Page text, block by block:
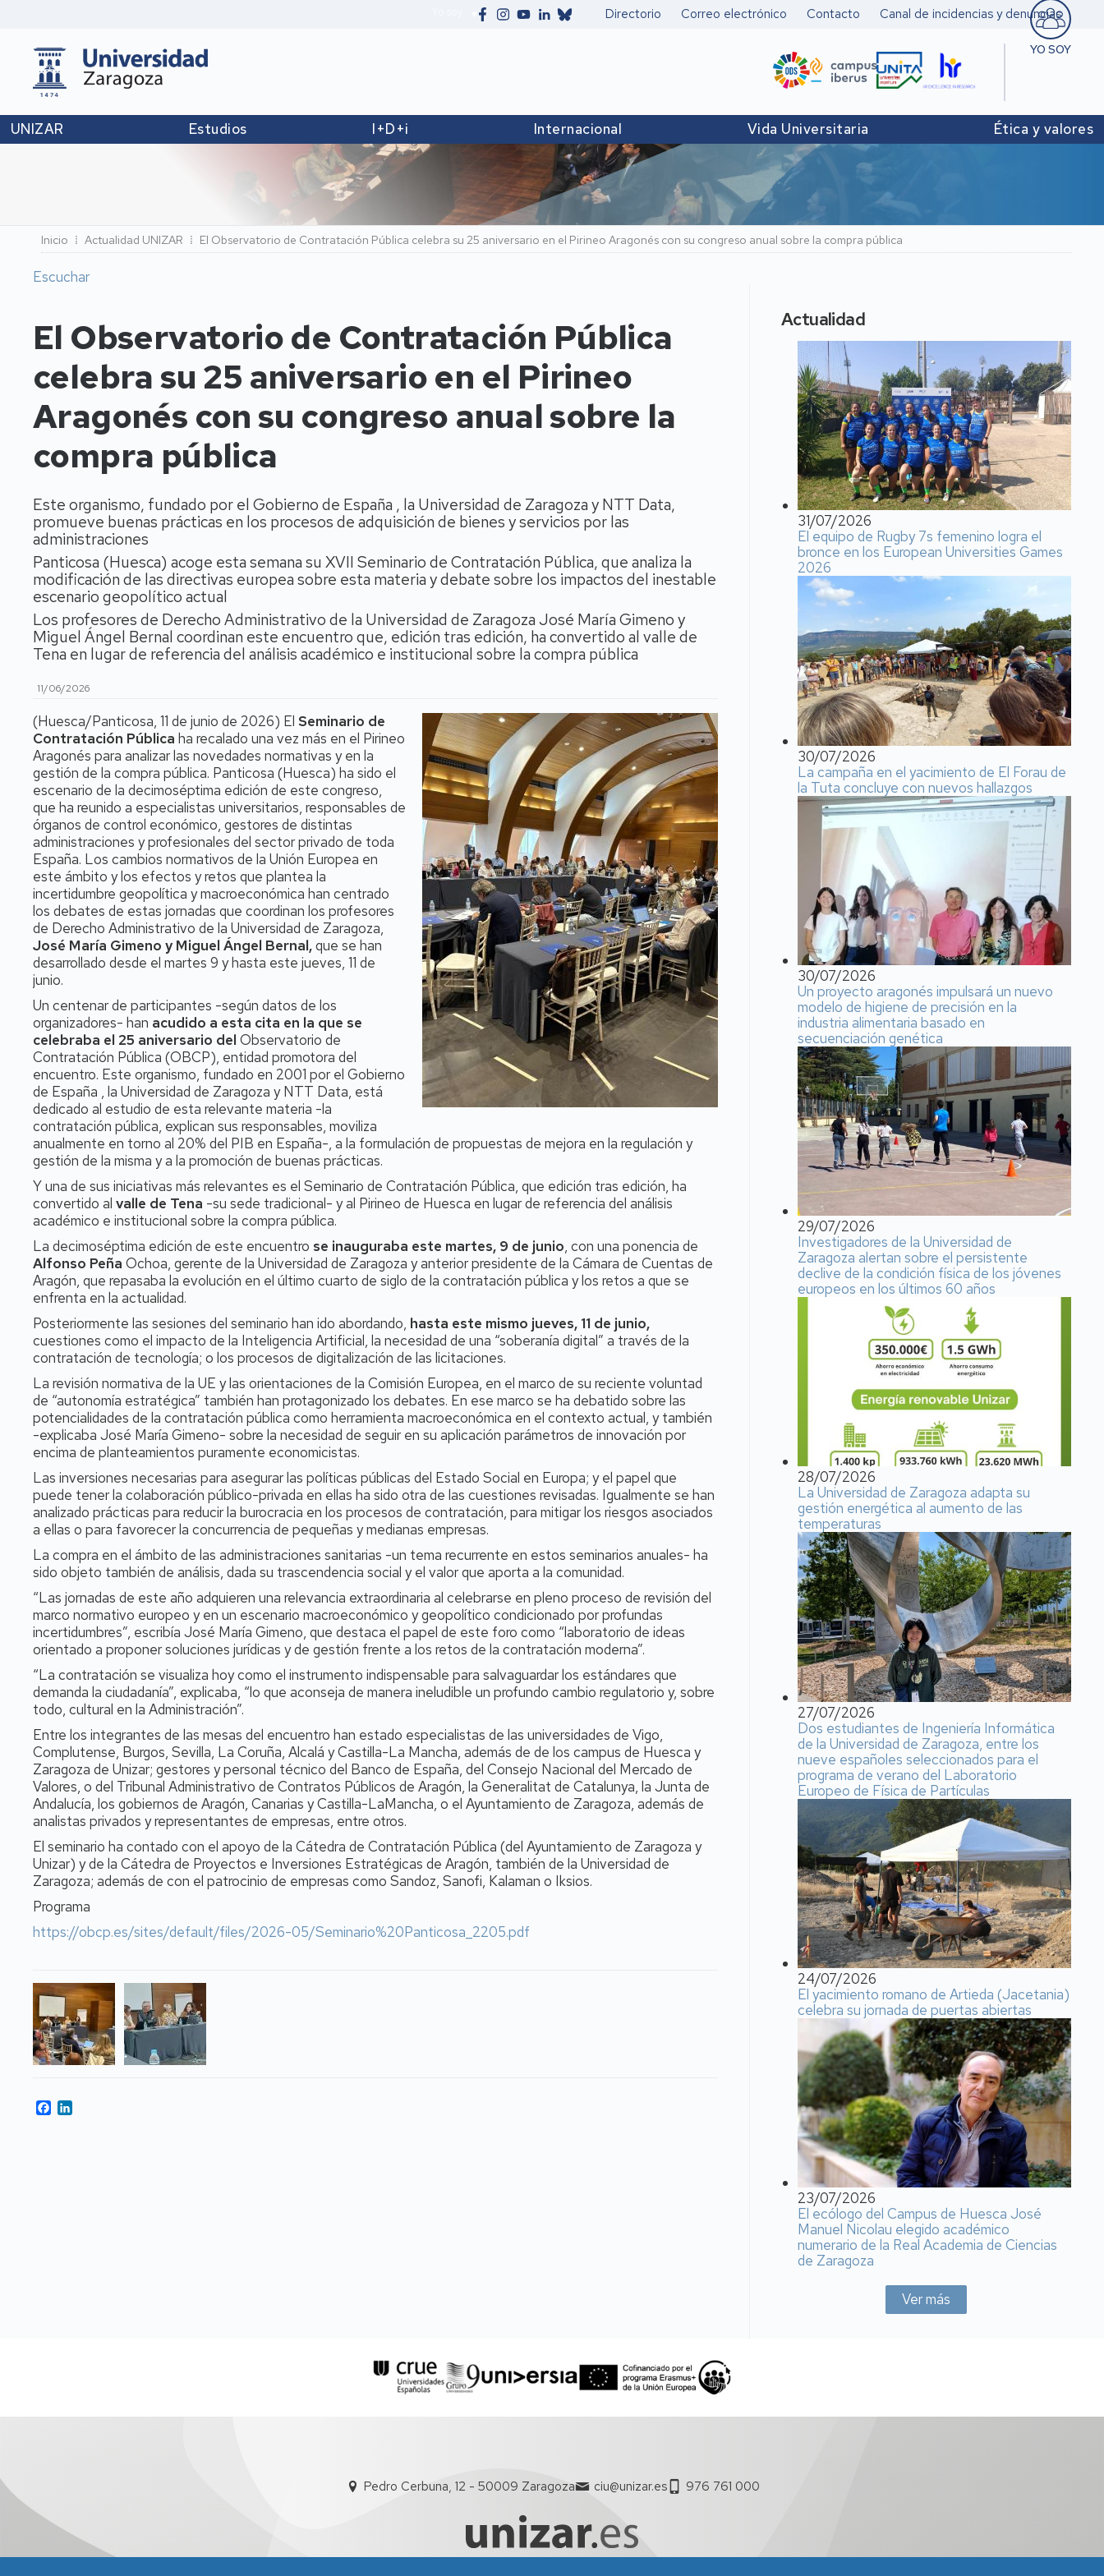
Secundario
Directorio Correo electrónico Contacto Canal de incidencias y denuncias
YO SOY
Pers.
UNIZAR Estudios I+D+i Internacional Vida Universitaria Ética y valores
Ruta
de
navegación
Inicio Actualidad UNIZAR El Observatorio de Contratación Pública celebra su 25 aniversario en el Pirineo Aragonés con su congreso anual sobre la compra pública
Escuchar
El Observatorio de Contratación Pública
celebra su 25 aniversario en el Pirineo
Aragonés con su congreso anual sobre la
compra pública
Este organismo, fundado por el Gobierno de España , la Universidad de Zaragoza y NTT Data,
promueve buenas prácticas en los procesos de adquisición de bienes y servicios por las
administraciones
Panticosa (Huesca) acoge esta semana su XVII Seminario de Contratación Pública, que analiza la
modificación de las directivas europea sobre esta materia y debate sobre los impactos del inestable
escenario geopolítico actual
Los profesores de Derecho Administrativo de la Universidad de Zaragoza José María Gimeno y
Miguel Ángel Bernal coordinan este encuentro que, edición tras edición, ha convertido al valle de
Tena en lugar de referencia del análisis académico e institucional sobre la compra pública
11/06/2026
(Huesca/Panticosa, 11 de junio de 2026) El Seminario de
Contratación Pública ha recalado una vez más en el Pirineo
Aragonés para analizar las novedades normativas y en la
gestión de la compra pública. Panticosa (Huesca) ha sido el
escenario de la decimoséptima edición de este congreso,
que ha reunido a especialistas universitarios, responsables de
órganos de control económico, gestores de distintas
administraciones y profesionales del sector privado de toda
España. Los cambios normativos de la Unión Europea en
este ámbito y los efectos y retos que plantea la
incertidumbre geopolítica y macroeconómica han centrado
los debates de estas jornadas que coordinan los profesores
de Derecho Administrativo de la Universidad de Zaragoza,
José María Gimeno y Miguel Ángel Bernal,que se han
desarrollado desde el martes 9 y hasta este jueves, 11 de
junio.
Un centenar de participantes -según datos de los
organizadores- han acudido a esta cita en la que se
celebraba el 25 aniversario del Observatorio de
Contratación Pública (OBCP), entidad promotora del
encuentro. Este organismo, fundado en 2001 por el Gobierno
de España , la Universidad de Zaragoza y NTT Data, está
dedicado al estudio de esta relevante materia -la
contratación pública, explican sus responsables, moviliza
anualmente en torno al 20% del PIB en España-, a la formulación de propuestas de mejora en la regulación y
gestión de la misma y a la promoción de buenas prácticas.
Y una de sus iniciativas más relevantes es el Seminario de Contratación Pública, que edición tras edición, ha
convertido al valle de Tena -su sede tradicional- y al Pirineo de Huesca en lugar de referencia del análisis
académico e institucional sobre la compra pública.
La decimoséptima edición de este encuentro se inauguraba este martes, 9 de junio, con una ponencia de
Alfonso Peña Ochoa, gerente de la Universidad de Zaragoza y anterior presidente de la Cámara de Cuentas de
Aragón, que repasaba la evolución en el último cuarto de siglo de la contratación pública y los retos a que se
enfrenta en la actualidad.
Posteriormente las sesiones del seminario han ido abordando, hasta este mismo jueves, 11 de junio,
cuestiones como el impacto de la Inteligencia Artificial, la necesidad de una “soberanía digital” a través de la
contratación de tecnología; o los procesos de digitalización de las licitaciones.
La revisión normativa de la UE y las orientaciones de la Comisión Europea, en el marco de su reciente voluntad
de “autonomía estratégica” también han protagonizado los debates. En ese marco se ha debatido sobre las
potencialidades de la contratación pública como herramienta macroeconómica en el contexto actual, y también
-explicaba José María Gimeno- sobre la necesidad de seguir en su aplicación parámetros de innovación por
encima de planteamientos puramente economicistas.
Las inversiones necesarias para asegurar las políticas públicas del Estado Social en Europa; y el papel que
puede tener la colaboración público-privada en ellas ha sido otra de las cuestiones revisadas. Igualmente se han
analizado prácticas para reducir la burocracia en los procesos de contratación, para mitigar los riesgos asociados
a ellas o para favorecer la concurrencia de pequeñas y medianas empresas.
La compra en el ámbito de las administraciones sanitarias -un tema recurrente en estos seminarios anuales- ha
sido objeto también de análisis, dada su trascendencia social y el valor que aporta a la comunidad.
“Las jornadas de este año adquieren una relevancia extraordinaria al celebrarse en pleno proceso de revisión del
marco normativo europeo y en un escenario macroeconómico y geopolítico condicionado por profundas
incertidumbres”, escribía José María Gimeno, que destaca el papel de este foro como “laboratorio de ideas
orientado a proponer soluciones jurídicas y de gestión frente a los retos de la contratación moderna”.
“La contratación se visualiza hoy como el instrumento indispensable para salvaguardar los estándares que
demanda la ciudadanía”, explicaba, “lo que aconseja de manera ineludible un profundo cambio regulatorio y, sobre
todo, cultural en la Administración”.
Entre los integrantes de las mesas del encuentro han estado especialistas de las universidades de Vigo,
Complutense, Burgos, Sevilla, La Coruña, Alcalá y Castilla-La Mancha, además de de los campus de Huesca y
Zaragoza de Unizar; gestores y personal técnico del Banco de España, del Consejo Nacional del Mercado de
Valores, o del Tribunal Administrativo de Contratos Públicos de Aragón, la Generalitat de Catalunya, la Junta de
Andalucía, los gobiernos de Aragón, Canarias y Castilla-LaMancha, o el Ayuntamiento de Zaragoza, además de
analistas privados y representantes de empresas, entre otros.
El seminario ha contado con el apoyo de la Cátedra de Contratación Pública (del Ayuntamiento de Zaragoza y
Unizar) y de la Cátedra de Proyectos e Inversiones Estratégicas de Aragón, también de la Universidad de
Zaragoza; además de con el patrocinio de empresas como Sandoz, Sanofi, Kalaman o Iksios.
Programa
https://obcp.es/sites/default/files/2026-05/Seminario%20Panticosa_2205.pdf
Facebook
Actualidad
31/07/2026
El equipo de Rugby 7s femenino logra el
bronce en los European Universities Games
2026
30/07/2026
La campaña en el yacimiento de El Forau de
la Tuta concluye con nuevos hallazgos
30/07/2026
Un proyecto aragonés impulsará un nuevo
modelo de higiene de precisión en la
industria alimentaria basado en
secuenciación genética
29/07/2026
Investigadores de la Universidad de
Zaragoza alertan sobre el persistente
declive de la condición física de los jóvenes
europeos en los últimos 60 años
28/07/2026
La Universidad de Zaragoza adapta su
gestión energética al aumento de las
temperaturas
27/07/2026
Dos estudiantes de Ingeniería Informática
de la Universidad de Zaragoza, entre los
nueve españoles seleccionados para el
programa de verano del Laboratorio
Europeo de Física de Partículas
24/07/2026
El yacimiento romano de Artieda (Jacetania)
celebra su jornada de puertas abiertas
23/07/2026
El ecólogo del Campus de Huesca José
Manuel Nicolau elegido académico
numerario de la Real Academia de Ciencias
de Zaragoza
Ver más
Pedro Cerbuna, 12 - 50009 Zaragoza ciu@unizar.es 976 761 000